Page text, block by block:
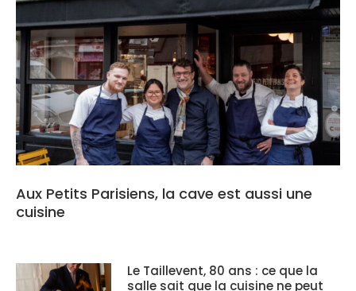
Aux Petits Parisiens, la cave est aussi une
cuisine
Le Taillevent, 80 ans : ce que la
salle sait que la cuisine ne peut